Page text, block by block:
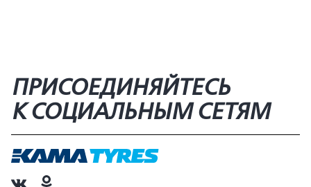
ПРИСОЕДИНЯЙТЕСЬ
К СОЦИАЛЬНЫМ СЕТЯМ